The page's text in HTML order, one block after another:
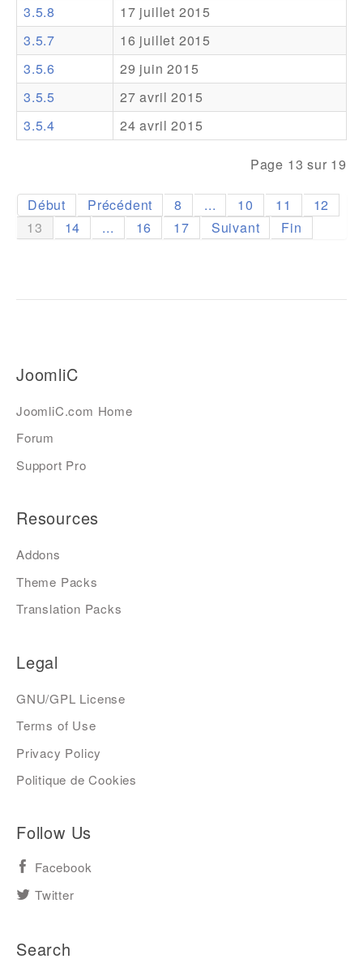
Support
Forum
3.5.8
17 juillet 2015
3.5.7
16 juillet 2015
3.5.6
29 juin 2015
3.5.5
27 avril 2015
3.5.4
24 avril 2015
Page 13 sur 19
Début Précédent 8 ... 10 11
12
13
14 ... 16 17 Suivant Fin
JoomliC
JoomliC.com Home
Forum
Support Pro
Resources
Addons
Theme Packs
Translation Packs
Legal
GNU/GPL License
Terms of Use
Privacy Policy
Politique de Cookies
Follow Us
Facebook
Twitter
Search